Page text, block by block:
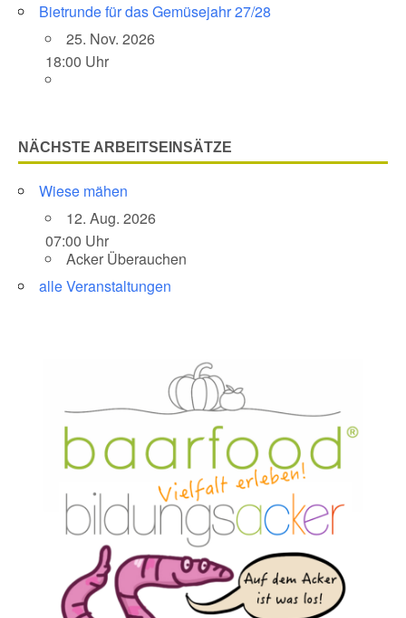
Bietrunde für das Gemüsejahr 27/28
25. Nov. 2026
18:00 Uhr
NÄCHSTE ARBEITSEINSÄTZE
Wiese mähen
12. Aug. 2026
07:00 Uhr
Acker Überauchen
alle Veranstaltungen